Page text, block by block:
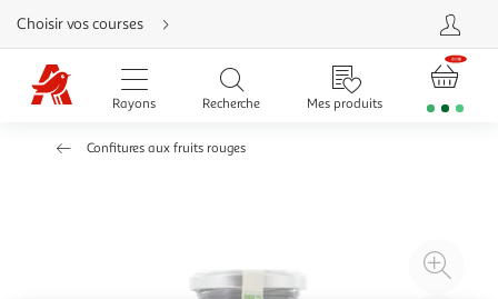
Aller
directement
au
contenu
Aller
directement
Aller
Choisir vos courses
Rayons Recherche Mes produits
Confitures aux fruits rouges